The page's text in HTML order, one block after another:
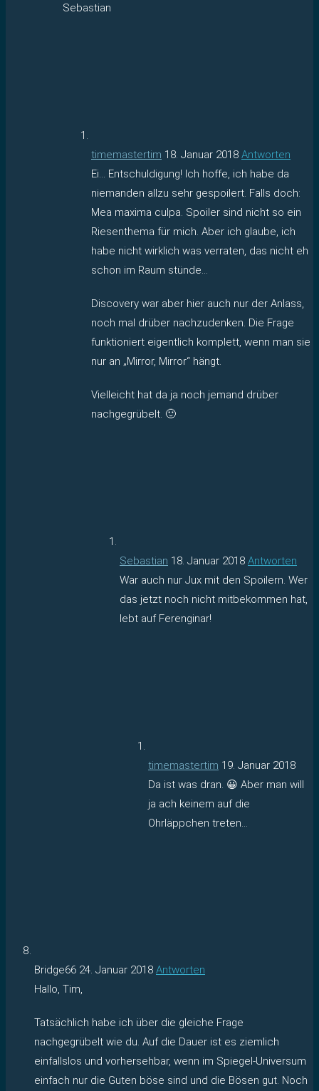
Sebastian
timemastertim 18. Januar 2018 Antworten
Ei… Entschuldigung! Ich hoffe, ich habe da
niemanden allzu sehr gespoilert. Falls doch:
Mea maxima culpa. Spoiler sind nicht so ein
Riesenthema für mich. Aber ich glaube, ich
habe nicht wirklich was verraten, das nicht eh
schon im Raum stünde…
Discovery war aber hier auch nur der Anlass,
noch mal drüber nachzudenken. Die Frage
funktioniert eigentlich komplett, wenn man sie
nur an „Mirror, Mirror“ hängt.
Vielleicht hat da ja noch jemand drüber
nachgegrübelt. 🙂
Sebastian 18. Januar 2018 Antworten
War auch nur Jux mit den Spoilern. Wer
das jetzt noch nicht mitbekommen hat,
lebt auf Ferenginar!
timemastertim 19. Januar 2018
Da ist was dran. 😀 Aber man will
ja ach keinem auf die
Ohrläppchen treten…
Bridge66 24. Januar 2018 Antworten
Hallo, Tim,
Tatsächlich habe ich über die gleiche Frage
nachgegrübelt wie du. Auf die Dauer ist es ziemlich
einfallslos und vorhersehbar, wenn im Spiegel-Universum
einfach nur die Guten böse sind und die Bösen gut. Noch